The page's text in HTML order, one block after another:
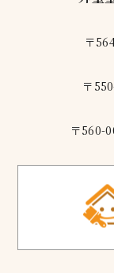
〒
〒
〒560-